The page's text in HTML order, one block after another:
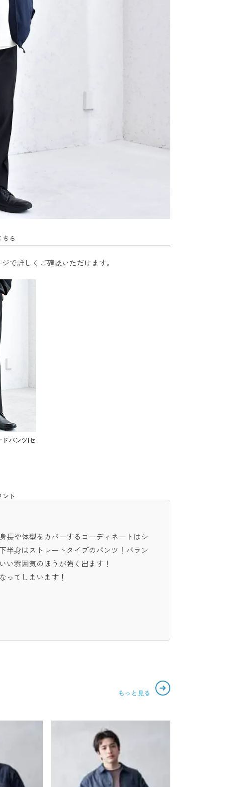
ちら
で詳しくご確認いただけます。
ドパンツ[セ
ント
長や体型をカバーするコーディネートはシ
半身はストレートタイプのパンツ！バラン
い雰囲気のほうが強く出ます！
ってしまいます！
もっと見る